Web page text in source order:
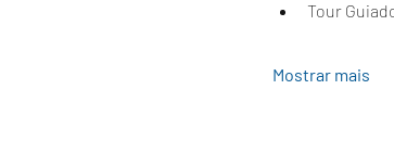
Tour
Mostrar mais